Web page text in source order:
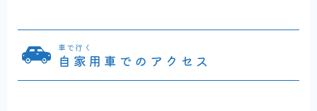
車で行く
自家用車でのアクセス